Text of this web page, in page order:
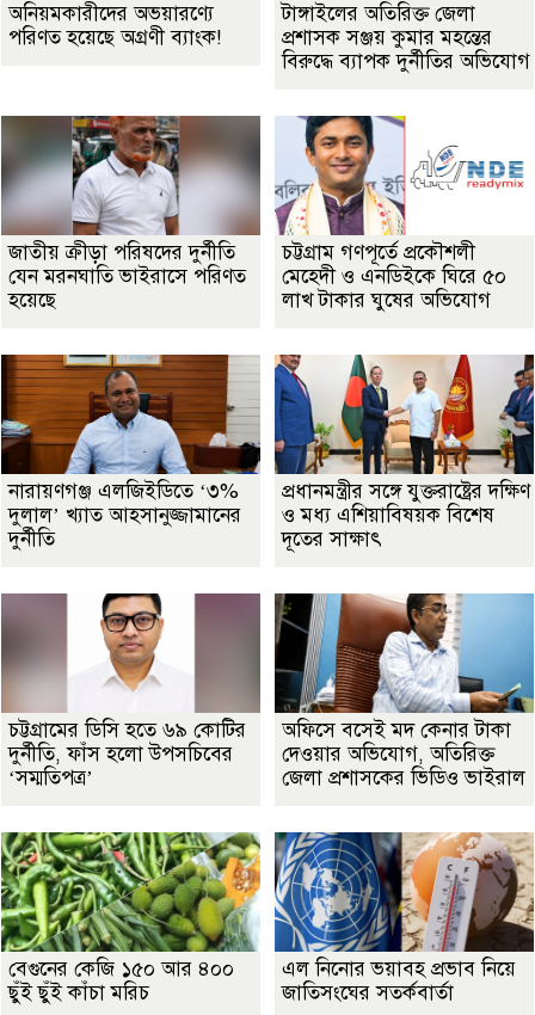
অনিয়মকারীদের অভয়ারণ্যে
পরিণত হয়েছে অগ্রণী ব্যাংক!
টাঙ্গাইলের অতিরিক্ত জেলা
প্রশাসক সঞ্জয় কুমার মহন্তের
বিরুদ্ধে ব্যাপক দুর্নীতির অভিযোগ
জাতীয় ক্রীড়া পরিষদের দুর্নীতি
যেন মরনঘাতি ভাইরাসে পরিণত
হয়েছে
চট্টগ্রাম গণপূর্তে প্রকৌশলী
মেহেদী ও এনডিইকে ঘিরে ৫০
লাখ টাকার ঘুষের অভিযোগ
নারায়ণগঞ্জ এলজিইডিতে ‘৩%
দুলাল’ খ্যাত আহসানুজ্জামানের
দুর্নীতি
প্রধানমন্ত্রীর সঙ্গে যুক্তরাষ্ট্রের দক্ষিণ
ও মধ্য এশিয়াবিষয়ক বিশেষ
দূতের সাক্ষাৎ
চট্টগ্রামের ডিসি হতে ৬৯ কোটির
দুর্নীতি, ফাঁস হলো উপসচিবের
‘সম্মতিপত্র’
অফিসে বসেই মদ কেনার টাকা
দেওয়ার অভিযোগ, অতিরিক্ত
জেলা প্রশাসকের ভিডিও ভাইরাল
বেগুনের কেজি ১৫০ আর ৪০০
ছুঁই ছুঁই কাঁচা মরিচ
এল নিনোর ভয়াবহ প্রভাব নিয়ে
জাতিসংঘের সতর্কবার্তা